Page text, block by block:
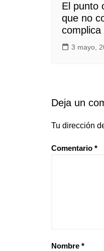
El punto
que no
complica
3 mayo,
Deja un
Tu dirección
Comentario *
Nombre *